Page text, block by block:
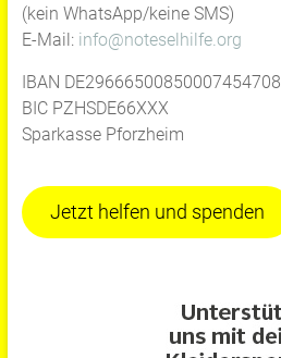
(kein WhatsApp/keine SMS)
E-Mail: info@noteselhilfe.org
IBAN DE29666500850007454708
BIC PZHSDE66XXX
Sparkasse Pforzheim
Jetzt helfen und spenden